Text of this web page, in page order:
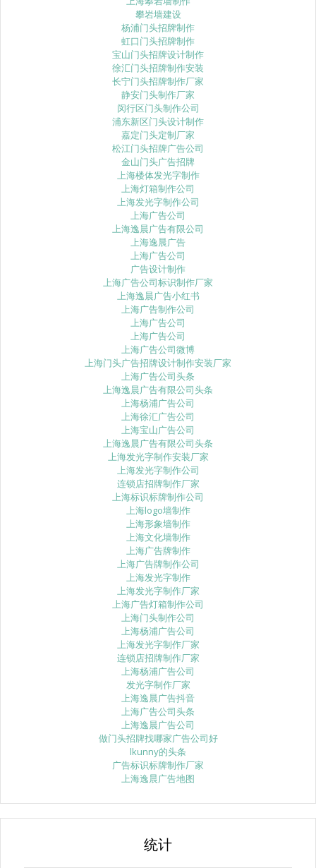
攀岩墙建设
杨浦门头招牌制作
虹口门头招牌制作
宝山门头招牌设计制作
徐汇门头招牌制作安装
长宁门头招牌制作厂家
静安门头制作厂家
闵行区门头制作公司
浦东新区门头设计制作
嘉定门头定制厂家
松江门头招牌广告公司
金山门头广告招牌
上海楼体发光字制作
上海灯箱制作公司
上海发光字制作公司
上海广告公司
上海逸晨广告有限公司
上海逸晨广告
上海广告公司
广告设计制作
上海广告公司标识制作厂家
上海逸晨广告小红书
上海广告制作公司
上海广告公司
上海广告公司
上海广告公司微博
上海门头广告招牌设计制作安装厂家
上海广告公司头条
上海逸晨广告有限公司头条
上海杨浦广告公司
上海徐汇广告公司
上海宝山广告公司
上海逸晨广告有限公司头条
上海发光字制作安装厂家
上海发光字制作公司
连锁店招牌制作厂家
上海标识标牌制作公司
上海logo墙制作
上海形象墙制作
上海文化墙制作
上海广告牌制作
上海广告牌制作公司
上海发光字制作
上海发光字制作厂家
上海广告灯箱制作公司
上海门头制作公司
上海杨浦广告公司
上海发光字制作厂家
连锁店招牌制作厂家
上海杨浦广告公司
发光字制作厂家
上海逸晨广告抖音
上海广告公司头条
上海逸晨广告公司
做门头招牌找哪家广告公司好
lkunny的头条
广告标识标牌制作厂家
上海逸晨广告地图
统计